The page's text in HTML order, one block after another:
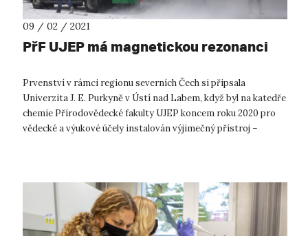
09 / 02 / 2021
PřF UJEP má magnetickou rezonanci
Prvenství v rámci regionu severních Čech si připsala
Univerzita J. E. Purkyně v Ústí nad Labem, když byl na katedře
chemie Přírodovědecké fakulty UJEP koncem roku 2020 pro
vědecké a výukové účely instalován výjimečný přístroj –